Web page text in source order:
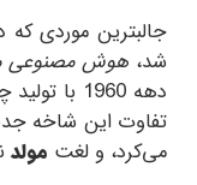
جالبترین موردی
شد،هوش مصنوعی
دهه 1960 با تولید چت‌بات‌هایی
تفاوت این شاخه
می‌کرد، و لغت مولد